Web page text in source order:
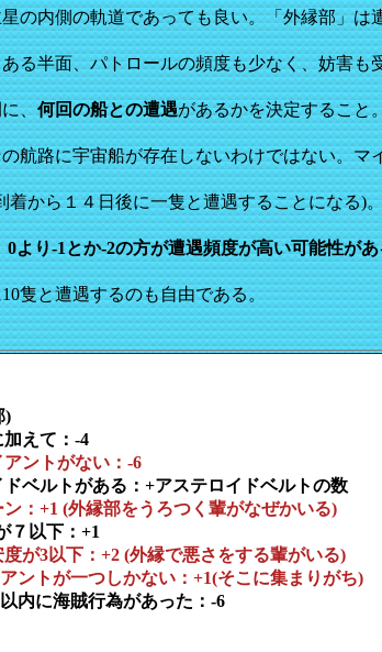
の内側の軌道であっても良い。「外縁部」は
る半面、パトロールの頻度も少なく、妨害も
、何回の船との遭遇があるかを決定すること
航路に宇宙船が存在しないわけではない。マ
から１４日後に一隻と遭遇することになる)
0より-1とか-2の方が遭遇頻度が高い可能性があ
隻と遭遇するのも自由である。
)
えて：-4
アントがない：-6
ドベルトがある：+アステロイドベルトの数
ン：+1 (外縁部をうろつく輩がなぜかいる)
７以下：+1
が3以下：+2 (外縁で悪さをする輩がいる)
ントが一つしかない：+1(そこに集まりがち)
内に海賊行為があった：-6